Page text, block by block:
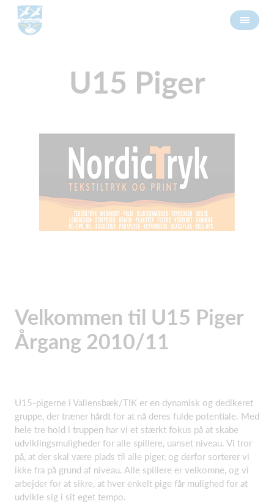
U15 Piger
Velkommen til U15 Piger
Årgang 2010/11
U15-pigerne i Vallensbæk/TIK er en dynamisk og dedikeret
gruppe, der træner hårdt for at nå deres fulde potentiale. Med
hele tre hold i truppen har vi et stærkt fokus på at skabe
udviklingsmuligheder for alle spillere, uanset niveau. Vi tror
på, at der skal være plads til alle piger, og derfor sorterer vi
ikke fra på grund af niveau. Alle spillere er velkomne, og vi
arbejder for at sikre, at hver enkelt pige får mulighed for at
udvikle sig i sit eget tempo.